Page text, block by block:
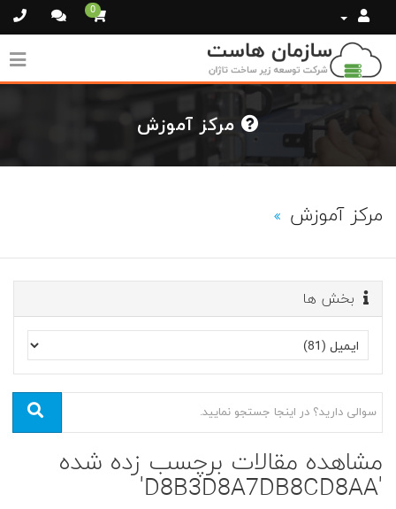
0
مرکز آموزش
بخش ها
مشاهده مقالات برچسب زده شده
'D8B3D8A7DB8CD8AA'